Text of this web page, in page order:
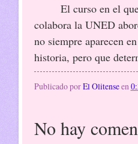
El curso en el
colabora la UNED
no siempre aparecen
historia, pero que
Publicado porEl Olitenseen
No hay